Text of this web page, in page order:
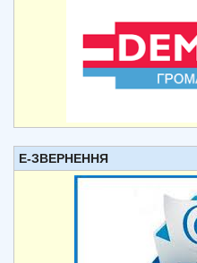
Е-ЗВЕРНЕННЯ